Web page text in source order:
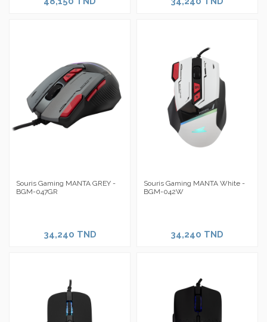
Souris Gaming MANTA GREY -
BGM-047GR
34,240 TND
Souris Gaming MANTA White -
BGM-042W
34,240 TND